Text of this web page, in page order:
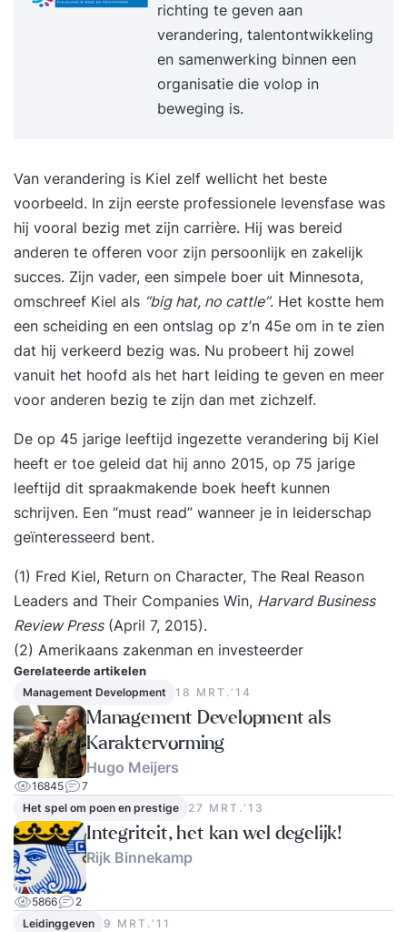
(vrijblijvend)Jij krijgt de beste training als die is
afgestemd op jouw behoeften. Daarom brengen
we samen jouw situatie in kaart. Dat kan
telefonisch en duurt maximaal 30 minuten.
Tegelijkertijd kan jij ook alles aan ons vragen om
je binnen enkele dagen jouw persoonlijke
brochure. Daarin kan je het inhoudelijk
programma vinden samen met informatie over
ons, onze werkwijze en referenties. TrainingKorte
sessies die praktisch ingesteld zijn. Bij jou op
locatie of bij ons, wat jij het prettigst vindt. Van
het drielandenpunt tot Terschelling. SupportNa
de training blijft Supertrainer voor je klaarstaan.
Je krijgt een hand-out en persoonlijk actieplan.
Daarnaast mag je gebruik blijven maken van ons,
we beantwoorden elke vraag voor je en je mag
ons altijd bellen. Ook bellen wij jou zo nu en dan
eens op om te vragen hoe het gaat. We willen
namelijk dat je blijvend tevreden bent met de
training. Vragen aan Supertrainer?Heb je een
gratis brochure aan. Zo kunnen we contact met je
opnemen en je verder helpen. Hopelijk tot snel!
richting te geven aan
verandering, talentontwikkeling
en samenwerking binnen een
organisatie die volop in
beweging is.
Van verandering is Kiel zelf wellicht het beste
voorbeeld. In zijn eerste professionele levensfase was
hij vooral bezig met zijn carrière. Hij was bereid
anderen te offeren voor zijn persoonlijk en zakelijk
succes. Zijn vader, een simpele boer uit Minnesota,
omschreef Kiel als “big hat, no cattle”. Het kostte hem
een scheiding en een ontslag op z’n 45e om in te zien
dat hij verkeerd bezig was. Nu probeert hij zowel
vanuit het hoofd als het hart leiding te geven en meer
voor anderen bezig te zijn dan met zichzelf.
De op 45 jarige leeftijd ingezette verandering bij Kiel
heeft er toe geleid dat hij anno 2015, op 75 jarige
leeftijd dit spraakmakende boek heeft kunnen
schrijven. Een “must read” wanneer je in leiderschap
geïnteresseerd bent.
(1) Fred Kiel, Return on Character, The Real Reason
Leaders and Their Companies Win, Harvard Business
Review Press(April 7, 2015).
(2) Amerikaans zakenman en investeerder
Gerelateerde artikelen
Management Development 18 MRT.‘14
Management Development als
Karaktervorming
Hugo Meijers
16845
7
Het spel om poen en prestige
27 MRT.‘13
Integriteit, het kan wel degelijk!
Rijk Binnekamp
5866
2
Leidinggeven
9 MRT.‘11